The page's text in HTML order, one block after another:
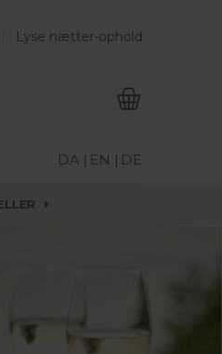
Lyse nætter-ophold
DA | EN | DE